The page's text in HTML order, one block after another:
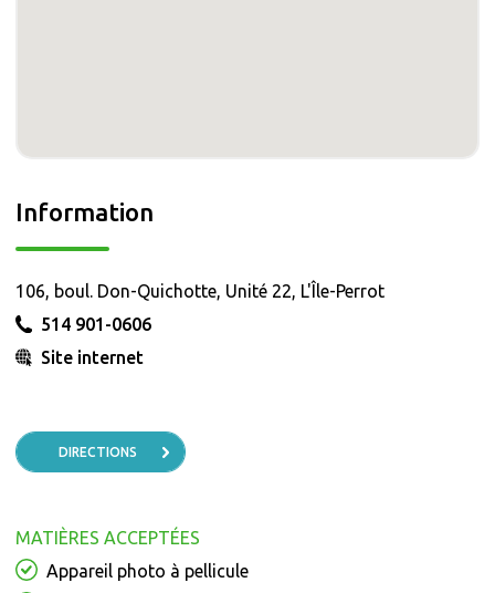
Information
106, boul. Don-Quichotte, Unité 22, L'Île-Perrot
514 901-0606
Site internet
DIRECTIONS
MATIÈRES ACCEPTÉES
Appareil photo à pellicule